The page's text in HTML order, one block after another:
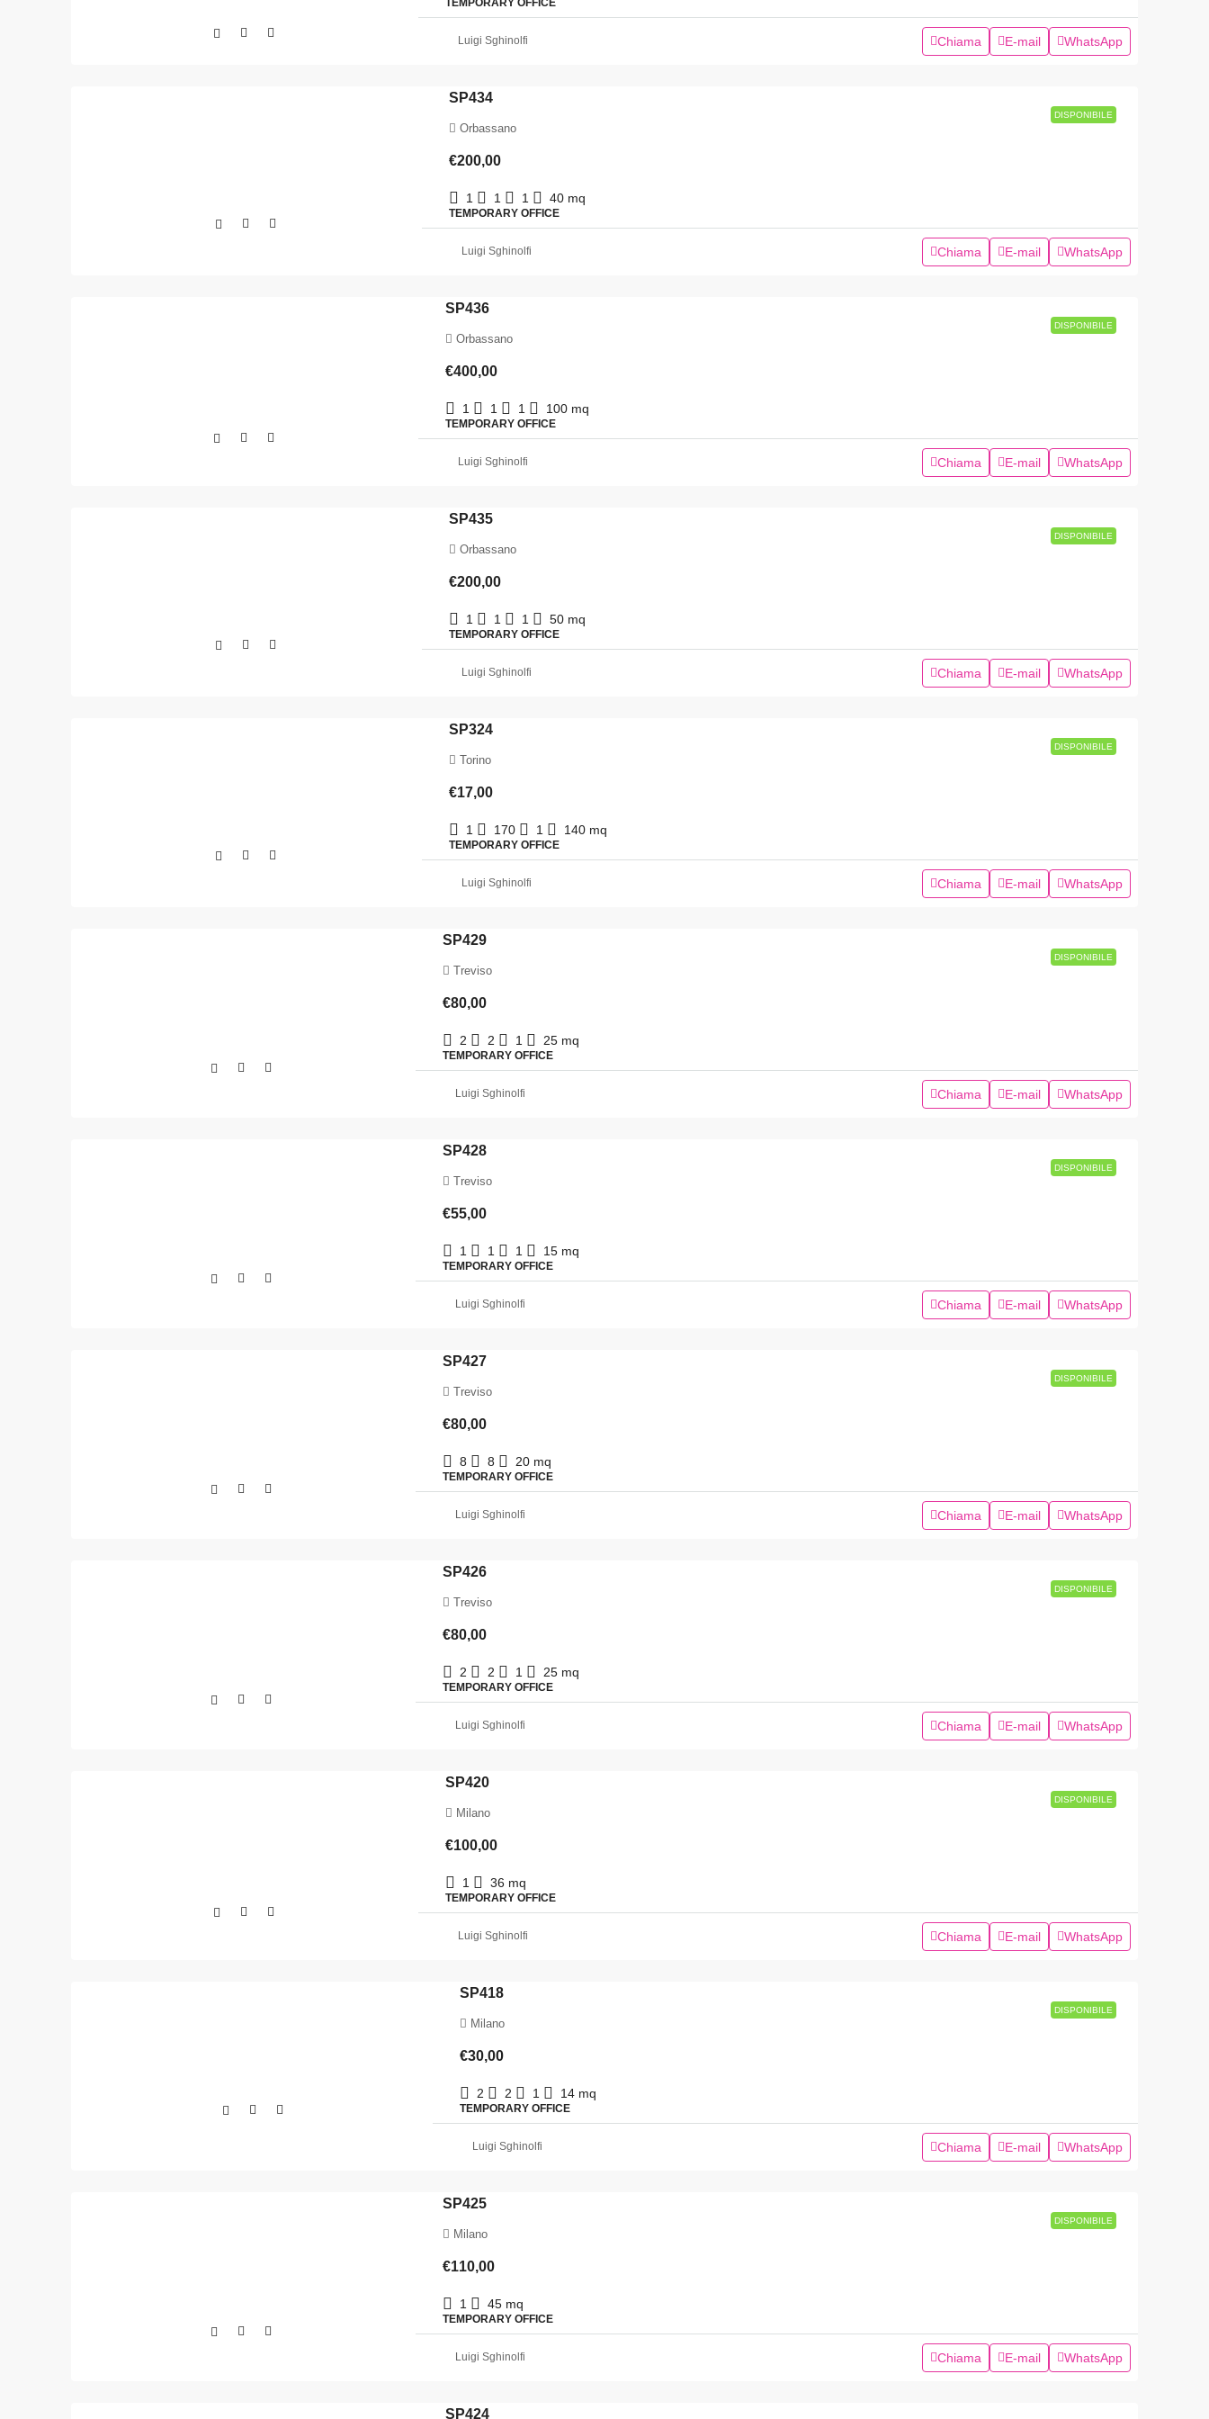
Luigi Sghinolfi Chiama E-mail WhatsApp
DISPONIBILE
SP434
Orbassano
€200,00
1 1 1 40 mq
TEMPORARY OFFICE
Luigi Sghinolfi Chiama E-mail WhatsApp
DISPONIBILE
SP436
Orbassano
€400,00
1 1 1 100 mq
TEMPORARY OFFICE
Luigi Sghinolfi Chiama E-mail WhatsApp
DISPONIBILE
SP435
Orbassano
€200,00
1 1 1 50 mq
TEMPORARY OFFICE
Luigi Sghinolfi Chiama E-mail WhatsApp
DISPONIBILE
SP324
Torino
€17,00
1 170 1 140 mq
TEMPORARY OFFICE
Luigi Sghinolfi Chiama E-mail WhatsApp
DISPONIBILE
SP429
Treviso
€80,00
2 2 1 25 mq
TEMPORARY OFFICE
Luigi Sghinolfi Chiama E-mail WhatsApp
DISPONIBILE
SP428
Treviso
€55,00
1 1 1 15 mq
TEMPORARY OFFICE
Luigi Sghinolfi Chiama E-mail WhatsApp
DISPONIBILE
SP427
Treviso
€80,00
8 8 20 mq
TEMPORARY OFFICE
Luigi Sghinolfi Chiama E-mail WhatsApp
DISPONIBILE
SP426
Treviso
€80,00
2 2 1 25 mq
TEMPORARY OFFICE
Luigi Sghinolfi Chiama E-mail WhatsApp
DISPONIBILE
SP420
Milano
€100,00
1 36 mq
TEMPORARY OFFICE
Luigi Sghinolfi Chiama E-mail WhatsApp
DISPONIBILE
SP418
Milano
€30,00
2 2 1 14 mq
TEMPORARY OFFICE
Luigi Sghinolfi Chiama E-mail WhatsApp
DISPONIBILE
SP425
Milano
€110,00
1 45 mq
TEMPORARY OFFICE
Luigi Sghinolfi Chiama E-mail WhatsApp
SP424